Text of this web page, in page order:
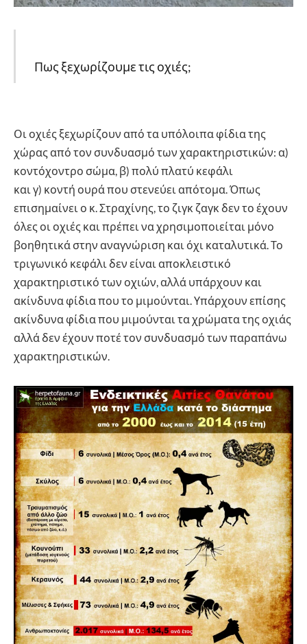
Πως ξεχωρίζουμε τις οχιές;
Οι οχιές ξεχωρίζουν από τα υπόλοιπα φίδια της
χώρας από τον συνδυασμό των χαρακτηριστικών: α)
κοντόχοντρο σώμα, β) πολύ πλατύ κεφάλι
και γ) κοντή ουρά που στενεύει απότομα. Όπως
επισημαίνει ο κ. Στραχίνης, το ζιγκ ζαγκ δεν το έχουν
όλες οι οχιές και πρέπει να χρησιμοποιείται μόνο
βοηθητικά στην αναγνώριση και όχι καταλυτικά. Το
τριγωνικό κεφάλι δεν είναι αποκλειστικό
χαρακτηριστικό των οχιών, αλλά υπάρχουν και
ακίνδυνα φίδια που το μιμούνται. Υπάρχουν επίσης
ακίνδυνα φίδια που μιμούνται τα χρώματα της οχιάς
αλλά δεν έχουν ποτέ τον συνδυασμό των παραπάνω
χαρακτηριστικών.